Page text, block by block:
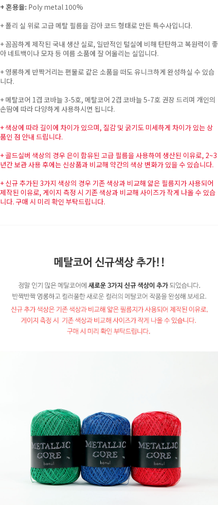
+ 혼용율: Poly metal 100%
+폴리 실 위로 고급 메탈 필름을 감아 코드 형태로 만든 특수사입니다.
+꼼꼼하게 제작된 국내 생산 실로, 일반적인 털실에 비해 탄탄하고 복원력이 좋
아 네트백이나 모자 등 여름 소품에 잘 어울리는 실입니다.
+ 영롱하게 반짝거리는 편물로 같은 소품을 떠도 유니크하게 완성하실 수 있습
니다.
+ 메탈코어 1겹 코바늘 3-5호, 메탈코어 2겹 코바늘 5-7호 권장 드리며 개인의
손땀에 따라 다양하게 사용하시면 됩니다.
+ 색상에 따라 길이에 차이가 있으며, 질감 및 굵기도 미세하게 차이가 있는 상
품인 점 안내 드립니다.
+골드실버 색상의 경우 은이 함유된 고급 필름을 사용하여 생산된 이유로, 2~3
년간 보관 사용 후에는 신상품과 비교해 약간의 색상 변화가 있을 수 있습니다.
+ 신규 추가된 3가지 색상의 경우 기존 색상과 비교해 얇은 필름지가 사용되어
제작된 이유로, 게이지 측정 시 기존 색상과 비교해 사이즈가 작게 나올 수 있습
니다. 구매 시 미리 확인 부탁드립니다.